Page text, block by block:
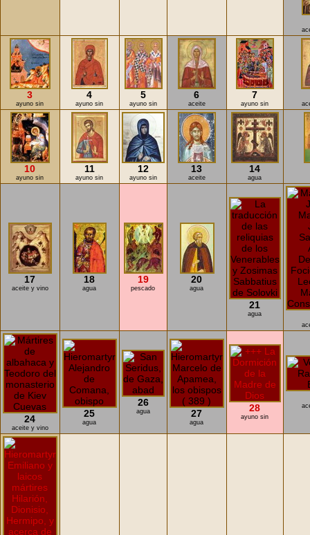
3
ayuno sin
4
ayuno sin
5
ayuno sin
6
aceite
7
ayuno sin
10
ayuno sin
11
ayuno sin
12
ayuno sin
13
aceite
14
agua
17
aceite y vino
18
agua
19
pescado
20
agua
21
agua
24
aceite y vino
25
agua
26
agua 27
agua
28
ayuno sin